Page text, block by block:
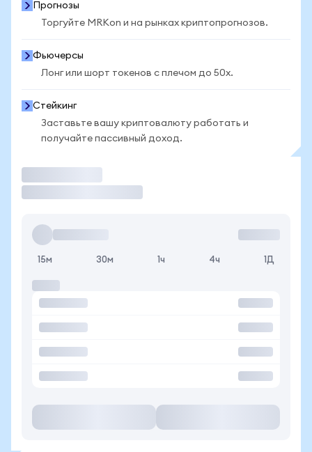
Прогнозы
Торгуйте MRKon и на рынках криптопрогнозов.
Фьючерсы
Лонг или шорт токенов с плечом до 50x.
Стейкинг
Заставьте вашу криптовалюту работать и
получайте пассивный доход.
15м 30м 1ч 4ч 1Д